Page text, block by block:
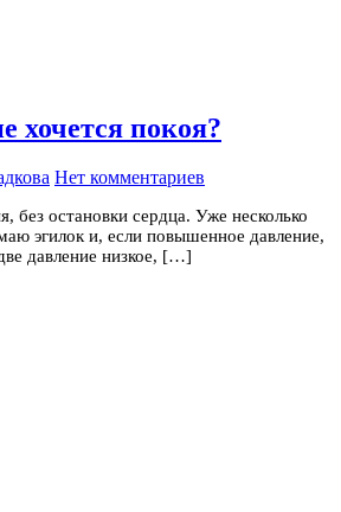
хочется покоя?
Нет комментариев
без остановки сердца. Уже несколько
эгилок и, если повышенное давление,
давление низкое, […]